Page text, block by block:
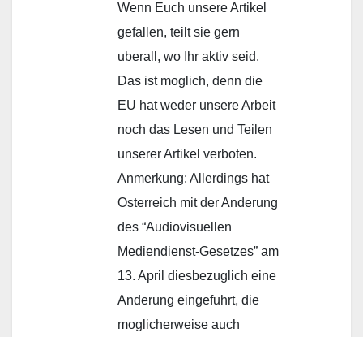
Wenn Euch unsere Artikel
gefallen, teilt sie gern
uberall, wo Ihr aktiv seid.
Das ist moglich, denn die
EU hat weder unsere Arbeit
noch das Lesen und Teilen
unserer Artikel verboten.
Anmerkung: Allerdings hat
Osterreich mit der Anderung
des “Audiovisuellen
Mediendienst-Gesetzes” am
13. April diesbezuglich eine
Anderung eingefuhrt, die
moglicherweise auch